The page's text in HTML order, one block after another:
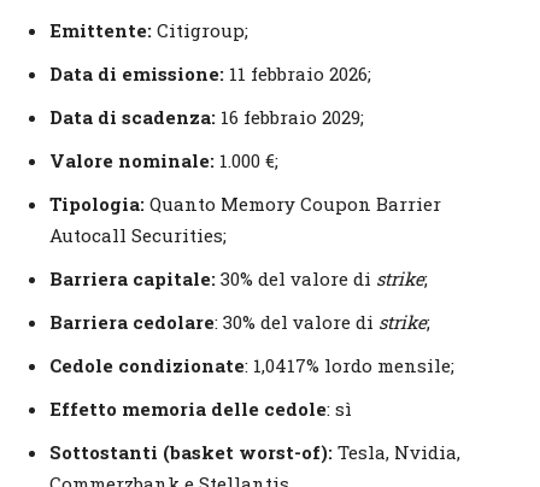
Emittente: Citigroup;
Data di emissione: 11 febbraio 2026;
Data di scadenza: 16 febbraio 2029;
Valore nominale: 1.000 €;
Tipologia: Quanto Memory Coupon Barrier
Autocall Securities;
Barriera capitale: 30% del valore di strike;
Barriera cedolare: 30% del valore di strike;
Cedole condizionate: 1,0417% lordo mensile;
Effetto memoria delle cedole: sì
Sottostanti (basket worst-of): Tesla, Nvidia,